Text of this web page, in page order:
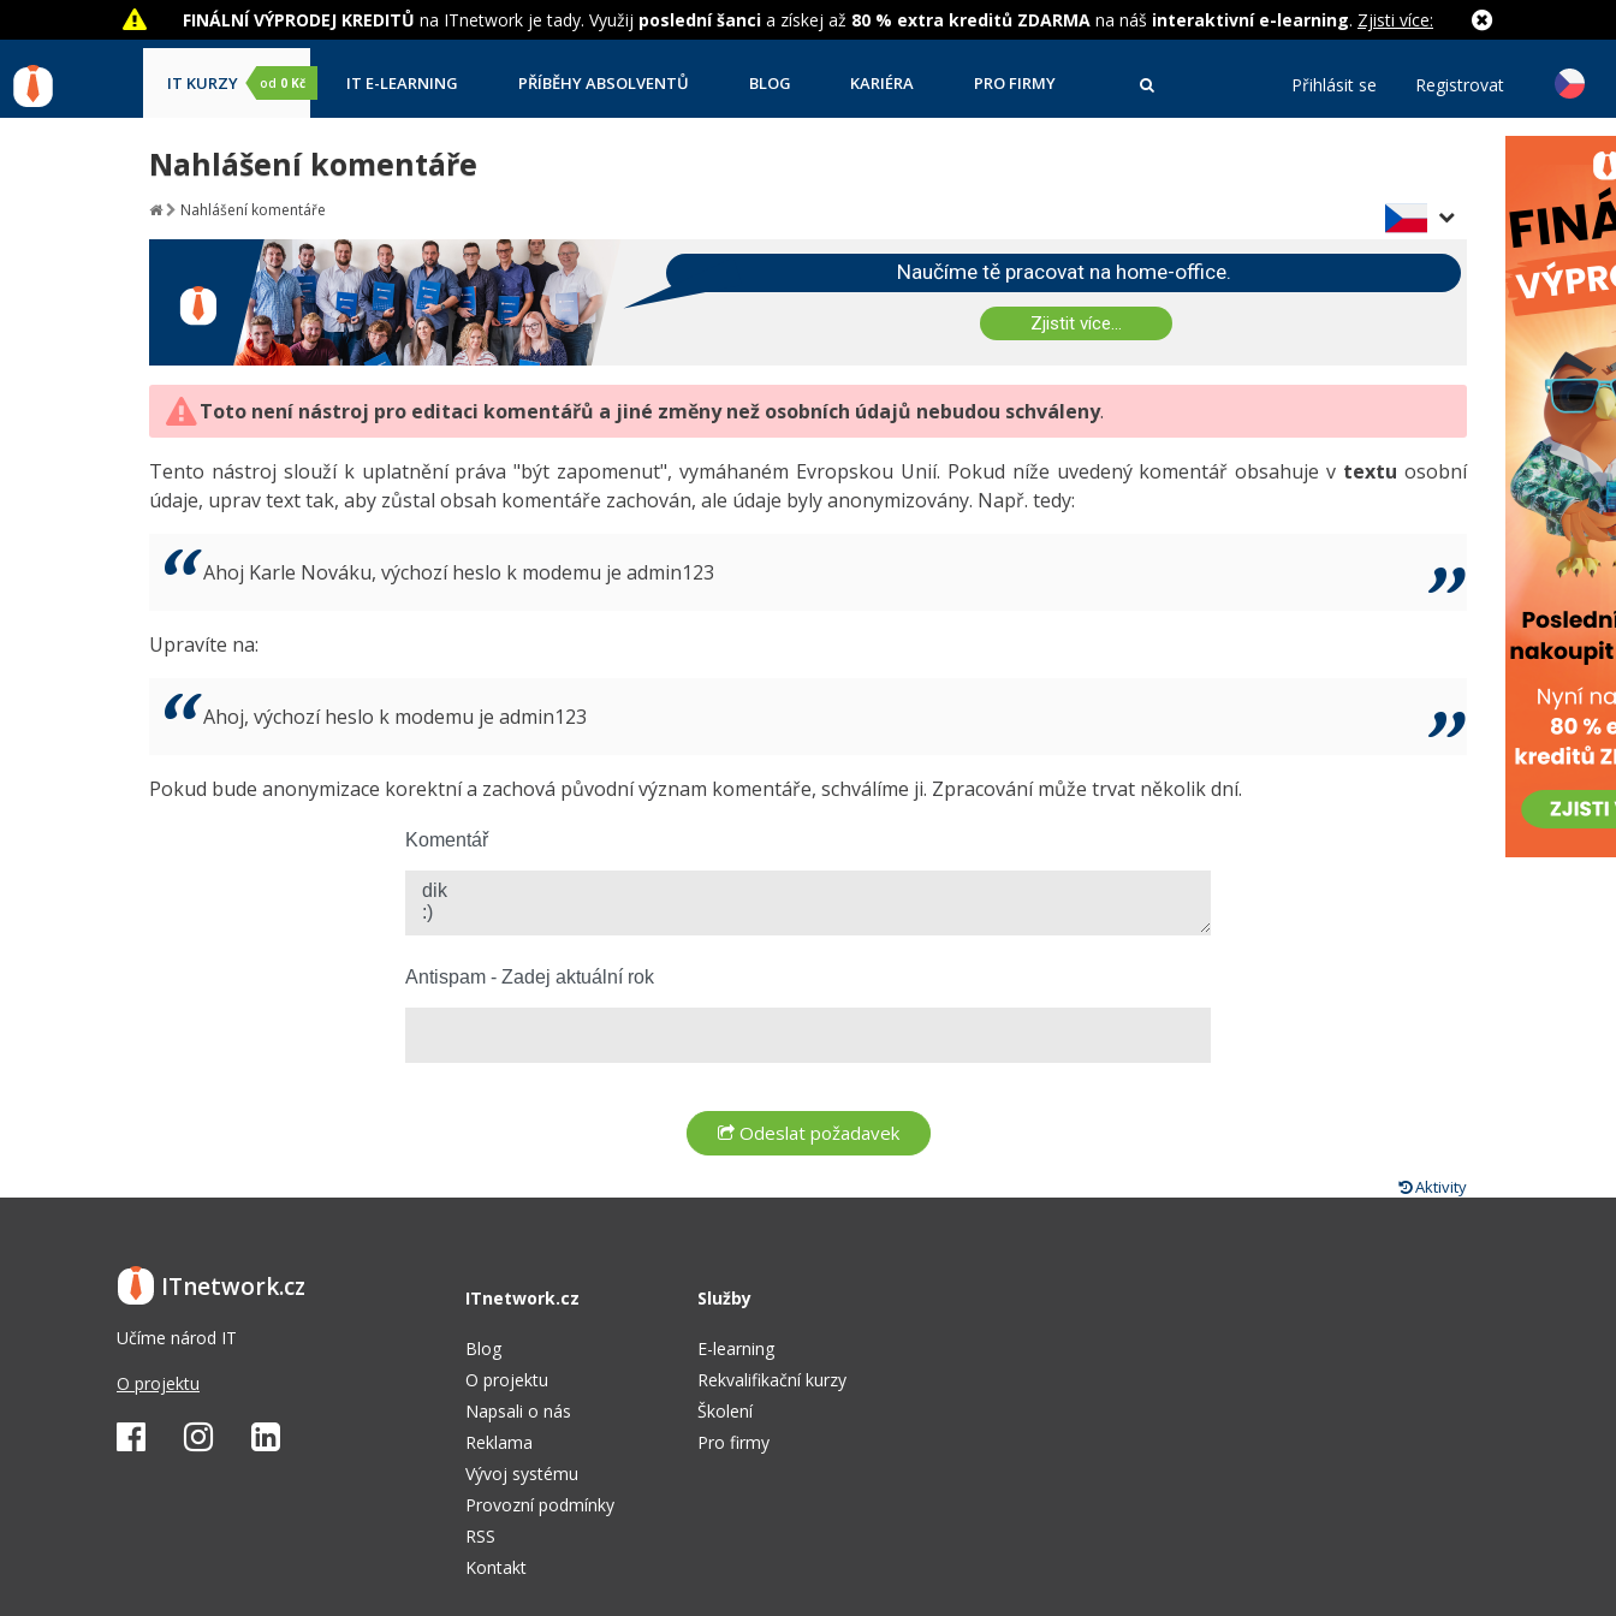
FINÁLNÍ VÝPRODEJ KREDITŮ na ITnetwork je tady. Využij poslední šanci a získej až 80 % extra kreditů ZDARMA na náš interaktivní e-learning. Zjisti více:
IT KURZY od 0 Kč IT E-LEARNING PŘÍBĚHY ABSOLVENTŮ BLOG KARIÉRA PRO FIRMY Přihlásit se Registrovat
Nahlášení komentáře
Nahlášení komentáře
Naučíme tě pracovat na home-office.
Zjistit více...
Toto není nástroj pro editaci komentářů a jiné změny než osobních údajů nebudou schváleny.
Tento nástroj slouží k uplatnění práva "být zapomenut", vymáhaném Evropskou Unií. Pokud níže uvedený komentář obsahuje v textu osobní
údaje, uprav text tak, aby zůstal obsah komentáře zachován, ale údaje byly anonymizovány. Např. tedy:
Ahoj Karle Nováku, výchozí heslo k modemu je admin123
Upravíte na:
Ahoj, výchozí heslo k modemu je admin123
Pokud bude anonymizace korektní a zachová původní význam komentáře, schválíme ji. Zpracování může trvat několik dní.
Komentář
Antispam - Zadej aktuální rok
Aktivity
ITnetwork.cz
Učíme národ IT
O projektu
ITnetwork.cz
Blog
O projektu
Napsali o nás
Reklama
Vývoj systému
Provozní podmínky
RSS
Kontakt
Služby
E-learning
Rekvalifikační kurzy
Školení
Pro firmy